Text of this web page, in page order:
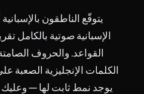
يتوقّع الناطقون
الإسبانية صوتية بالكامل
القواعد. والحروف
الكلمات الإنجليزية الصعبة
يوجد نمط ثابت لها —